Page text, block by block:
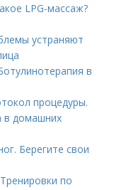
LPG-массаж?
устраняют
в
процедуры.
в домашних
Берегите свои
по